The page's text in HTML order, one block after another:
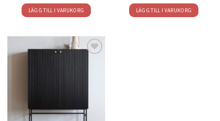
LÄGG TILL I VARUKORG LÄGG TILL I VARUKORG